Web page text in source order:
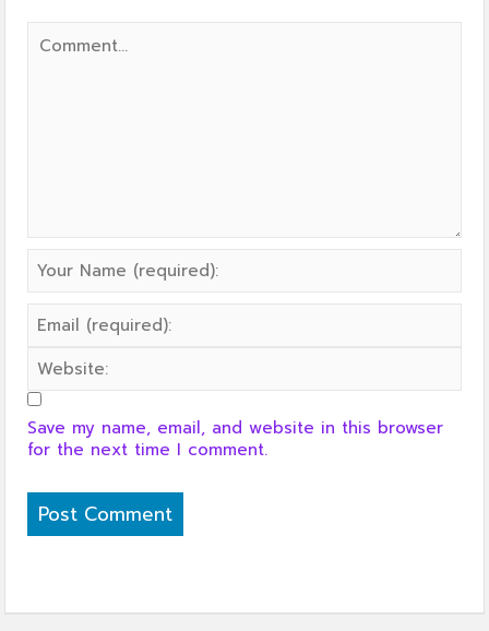
Save my name, email, and website in this browser
for the next time I comment.